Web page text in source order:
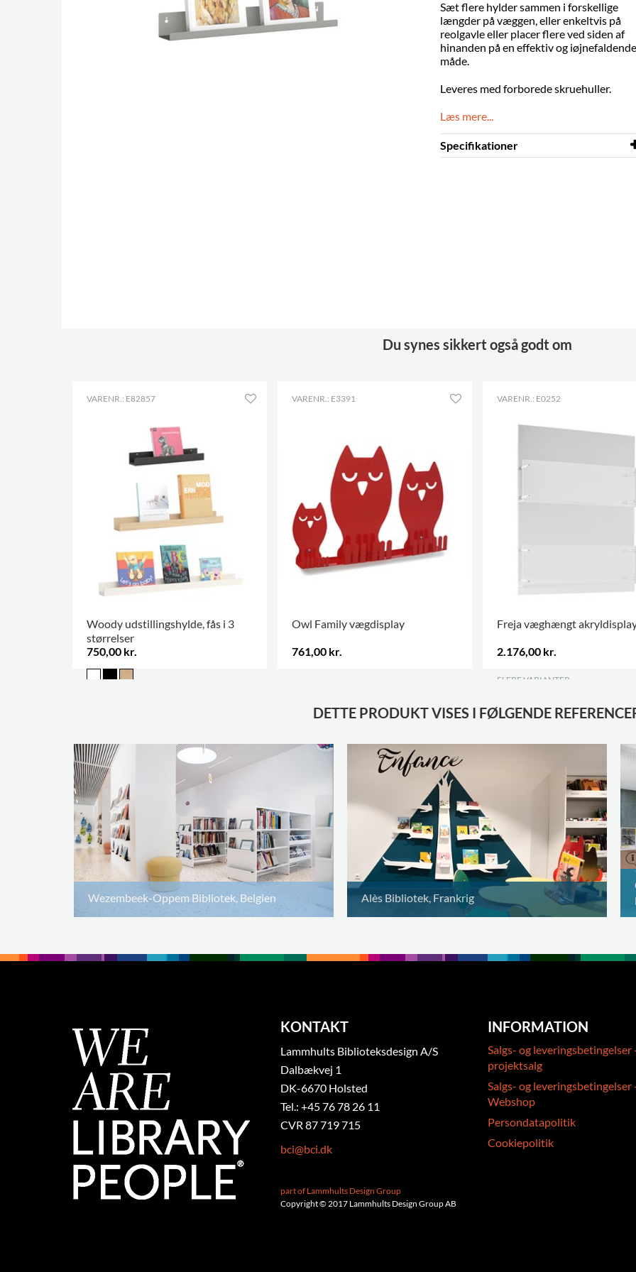
Sæt flere hylder sammen i forskellige
længder på væggen, eller enkeltvis på
reolgavle eller placer flere ved siden af
hinanden på en effektiv og iøjnefaldende
måde.
Leveres med forborede skruehuller.
Læs mere...
Specifikationer
Gummimåtte
inkluderet
Du synes sikkert også godt om
VARENR.: E82857
Woody udstillingshylde, fås i 3
størrelser
750,00 kr.
VARENR.: E3391
Owl Family vægdisplay
761,00 kr.
VARENR.: E0252
Freja væghængt
2.176,00 kr.
FLERE VARIANTER
DETTE PRODUKT VISES I FØLGENDE
Wezembeek-Oppem Bibliotek, Belgien Alès Bibliotek, Frankrig
KONTAKT
Lammhults Biblioteksdesign A/S
Dalbækvej 1
DK-6670 Holsted
Tel.: +45 76 78 26 11
CVR 87 719 715
bci@bci.dk
part of Lammhults Design Group
Copyright © 2017 Lammhults Design Group AB
INFORMATION
Salgs- og leveringsbetingelser
projektsalg
Salgs- og leveringsbetingelser
Webshop
Persondatapolitik
Cookiepolitik